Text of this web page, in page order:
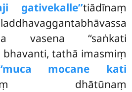
gativekalle’’tiādīnaṃ
vasena ‘‘saṅkati
bhavanti, tathā imasmiṃ
mocane kati
dhātūnaṃ